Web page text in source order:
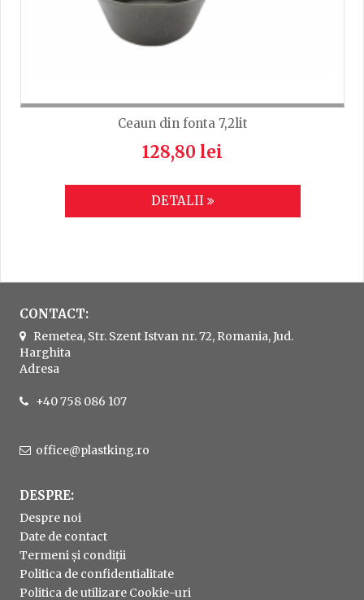
Ceaun din fonta 7,2lit
128,80 lei
DETALII
CONTACT:
Remetea, Str. Szent Istvan nr. 72, Romania, Jud.
Harghita
Adresa
+40 758 086 107
office@plastking.ro
DESPRE:
Despre noi
Date de contact
Termeni și condiții
Politica de confidentialitate
Politica de utilizare Cookie-uri